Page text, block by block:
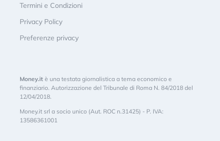
Termini e Condizioni
Privacy Policy
Preferenze privacy
Money.it è una testata giornalistica a tema economico e
finanziario. Autorizzazione del Tribunale di Roma N. 84/2018 del
12/04/2018.
Money.it srl a socio unico (Aut. ROC n.31425) - P. IVA:
13586361001